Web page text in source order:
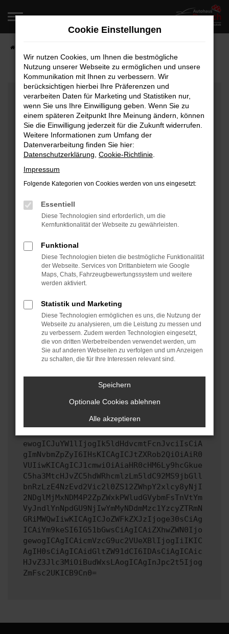
Zum
springen
Fehler: Network Error
Beim Laden ist ein Fehler aufgetreten.
Hier sind ein paar Tipps, die dir helfen können:
Überprüfe deine Firewall und deine
Internetverbindung.
Laden andere Webseiten, zum Beispiel deine
Manche Erweiterungen, wie Werbeblocker, können
das Laden bestimmter Seiten verhindern.
Funktioniert die Seite in einem anderen Browser
Starte dein Gerät neu.
Das kann manchmal helfen, vorübergehende
Probleme zu beheben.
Betriebssystem auf dem neuesten Stand sind.
Veraltete Software birgt nicht nur ein
Sicherheitsrisiko, sondern kann auch dazu führen,
dass bestimmte Funktionen nicht mehr unterstützt
werden.
Wende dich an den Webseitenbetreiber.
Wenn du alle oben genannten Schritte versucht hast,
kontaktiere uns bitte. Wir werden versuchen, das
Problem zu beheben. Du kannst uns diesen Text
schicken, um uns bei der Fehlersuche zu
ewogICJuYW1lIjogIk5ldHdvcmtFcnJvciIsCiA
gImNvbmZpZyI6IHsKICAgICJtZXRob2QiOiAiR0
VUIiwKICAgICJ1cmwiOiAiaHR0cHM6Ly9hcGkue
C5ha3MtcHJvZC5hdWRhcmlzLm5ldC92MS9jbGll
bnRzLzE4NzEvd2Vic2l0ZS12ZWhpY2xlcy8yNjI
2NDglMjMxNDM4P2ZpZWxkPWludGVybmFsTnVtYm
VyJndlYnNpdGU9NjIwYmMyNDdmMzc1YzcyZTRmN
GRiMWQwIiwKICAgICJoZWFkZXJzIjoge30sCiAg
ICAiYm9keSI6IG51bGwsCiAgICAiZXhwZWN0Ijo
gewogICAgICAicmVzcG9uc2VUeXBlIjogIiIKIC
AgIH0sCiAgICAidGltZW91dCI6IDAsCiAgICAic
HJvZ3Jlc3MiOiBudWxsLAogICAgInJpc2t5Ijog
ZmFsc2UKICB9Cn0=
Cookie Einstellungen
Wir nutzen Cookies, um Ihnen die bestmögliche
Nutzung unserer Webseite zu ermöglichen und unsere
Kommunikation mit Ihnen zu verbessern. Wir
berücksichtigen hierbei Ihre Präferenzen und
verarbeiten Daten für Marketing und Statistiken nur,
wenn Sie uns Ihre Einwilligung geben. Wenn Sie zu
einem späteren Zeitpunkt Ihre Meinung ändern, können
Sie die Einwilligung jederzeit für die Zukunft widerrufen.
Weitere Informationen zum Umfang der
Datenverarbeitung finden Sie hier:
Datenschutzerklärung Cookie-Richtlinie
Impressum
Folgende Kategorien von Cookies werden von uns eingesetzt:
Essentiell
Diese Technologien sind erforderlich, um die
Kernfunktionalität der Webseite zu gewährleisten.
Funktional
Diese Technologien bieten die bestmögliche Funktionalität
der Webseite. Services von Drittanbietern wie Google
Maps, Chats, Fahrzeugbewertungssystem und weitere
werden aktiviert.
Statistik und Marketing
Diese Technologien ermöglichen es uns, die Nutzung der
Webseite zu analysieren, um die Leistung zu messen und
zu verbessern. Zudem werden Technologien eingesetzt,
die von dritten Werbetreibenden verwendet werden, um
Sie auf anderen Webseiten zu verfolgen und um Anzeigen
zu schalten, die für Ihre Interessen relevant sind.
Speichern
Optionale Cookies ablehnen
Alle akzeptieren